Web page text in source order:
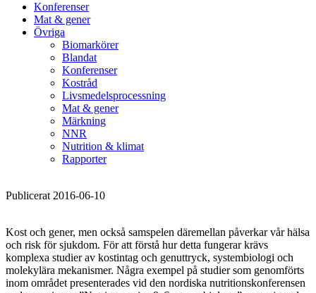
Konferenser
Mat & gener
Övriga
Biomarkörer
Blandat
Konferenser
Kostråd
Livsmedelsprocessning
Mat & gener
Märkning
NNR
Nutrition & klimat
Rapporter
Publicerat 2016-06-10
Kost och gener, men också samspelen däremellan påverkar vår hälsa
och risk för sjukdom. För att förstå hur detta fungerar krävs
komplexa studier av kostintag och genuttryck, systembiologi och
molekylära mekanismer. Några exempel på studier som genomförts
inom området presenterades vid den nordiska nutritionskonferensen